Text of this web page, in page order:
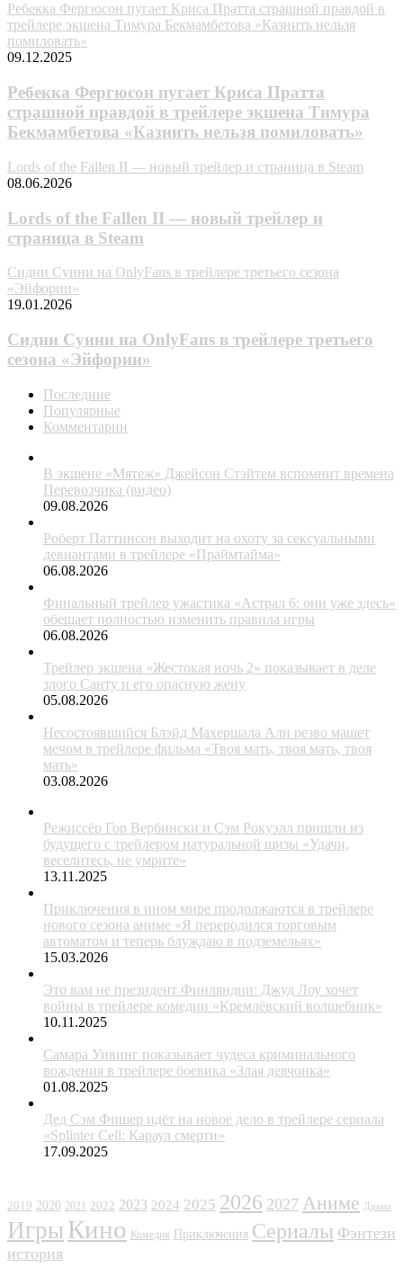
Ребекка Фергюсон пугает Криса Пратта страшной правдой в
трейлере экшена Тимура Бекмамбетова «Казнить нельзя
помиловать»
09.12.2025
Ребекка Фергюсон пугает Криса Пратта
страшной правдой в трейлере экшена Тимура
Бекмамбетова «Казнить нельзя помиловать»
Lords of the Fallen II — новый трейлер и страница в Steam
08.06.2026
Lords of the Fallen II — новый трейлер и
страница в Steam
Сидни Суини на OnlyFans в трейлере третьего сезона
«Эйфории»
19.01.2026
Сидни Суини на OnlyFans в трейлере третьего
сезона «Эйфории»
Последние
Популярные
Комментарии
В экшене «Мятеж» Джейсон Стэйтем вспомнит времена
Перевозчика (видео)
09.08.2026
Роберт Паттинсон выходит на охоту за сексуальными
девиантами в трейлере «Праймтайма»
06.08.2026
Финальный трейлер ужастика «Астрал 6: они уже здесь»
обещает полностью изменить правила игры
06.08.2026
Трейлер экшена «Жестокая ночь 2» показывает в деле
злого Санту и его опасную жену
05.08.2026
Несостоявшийся Блэйд Махершала Али резво машет
мечом в трейлере фильма «Твоя мать, твоя мать, твоя
мать»
03.08.2026
Режиссёр Гор Вербински и Сэм Рокуэлл пришли из
будущего с трейлером натуральной шизы «Удачи,
веселитесь, не умрите»
13.11.2025
Приключения в ином мире продолжаются в трейлере
нового сезона аниме «Я переродился торговым
автоматом и теперь блуждаю в подземельях»
15.03.2026
Это вам не президент Финляндии: Джуд Лоу хочет
войны в трейлере комедии «Кремлёвский волшебник»
10.11.2025
Самара Уивинг показывает чудеса криминального
вождения в трейлере боевика «Злая девчонка»
01.08.2025
Дед Сэм Фишер идёт на новое дело в трейлере сериала
«Splinter Cell: Караул смерти»
17.09.2025
2019 2020 2021 2022 2023 2024 2025 2026 2027 Аниме Драма
Игры Кино Комедия Приключения Сериалы Фэнтези
история